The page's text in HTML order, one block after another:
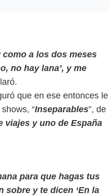
como a los dos meses
no hay lana’, y me
que en ese entonces le
“Inseparables”, de
viajes y uno de España
para que hagas tus
sobre y te dicen ‘En la